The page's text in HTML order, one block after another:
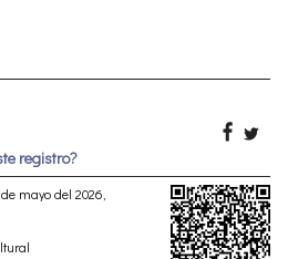
registro?
mayo del 2026,